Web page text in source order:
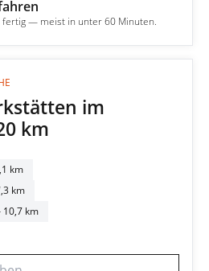
fertig — meist in unter 60 Minuten.
im
km
km
km
10,7 km